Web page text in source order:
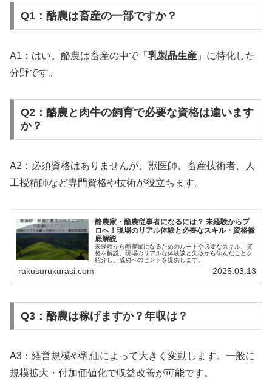
Q1：酪農は畜産の一部ですか？
A1：はい。酪農は畜産の中で「 乳製品生産 」に特化した
分野です。
Q2：酪農と肉牛の飼育で必要な資格は違います
か？
A2：必須資格はありませんが、獣医師、畜産技術者、人
工授精師など専門資格や技術が役立ちます。
酪農家・酪農従事者になるには？ 未経験からプ
ロへ！現場のリアル体験と必要なスキル・資格徹
底解説
未経験から酪農家になるためのルートや必要なスキル、資
格を解説。現場のリアルな体験談と失敗から学んだことを
紹介し、成功へのヒントを提供します。
rakusurukurasi.com 2025.03.13
Q3：酪農は稼げますか？年収は？
A3：経営規模や乳価によって大きく変動します。一般に
規模拡大・付加価値化で収益改善が可能です。